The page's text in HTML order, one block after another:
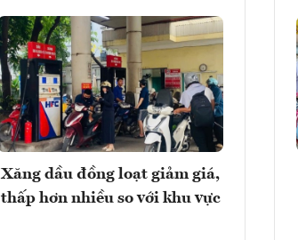
Xăng dầu đồng loạt giảm giá,
thấp hơn nhiều so với khu vực